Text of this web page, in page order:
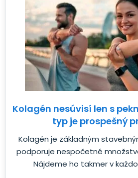
Kolagén nesúvisí len s
typ je prospešný
Kolagén je základným
podporuje nespočetné
Nájdeme ho takmer v